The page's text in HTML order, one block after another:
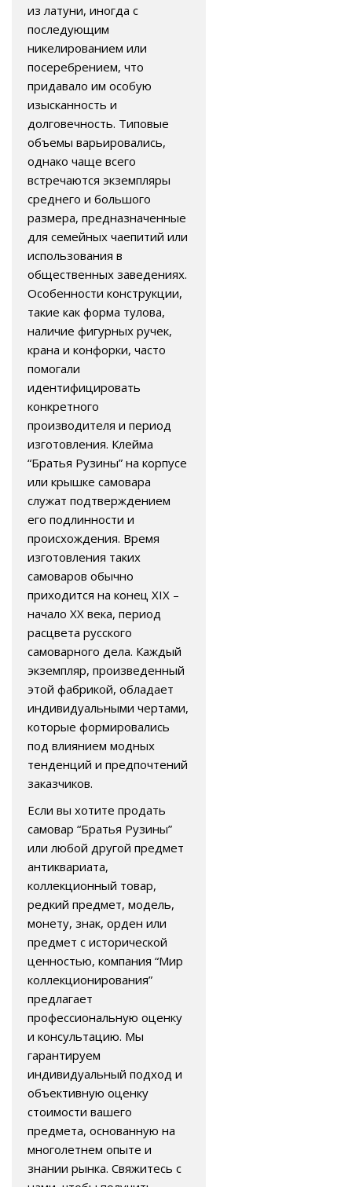
из латуни, иногда с
последующим
никелированием или
посеребрением, что
придавало им особую
изысканность и
долговечность. Типовые
объемы варьировались,
однако чаще всего
встречаются экземпляры
среднего и большого
размера, предназначенные
для семейных чаепитий или
использования в
общественных заведениях.
Особенности конструкции,
такие как форма тулова,
наличие фигурных ручек,
крана и конфорки, часто
помогали
идентифицировать
конкретного
производителя и период
изготовления. Клейма
“Братья Рузины” на корпусе
или крышке самовара
служат подтверждением
его подлинности и
происхождения. Время
изготовления таких
самоваров обычно
приходится на конец XIX –
начало XX века, период
расцвета русского
самоварного дела. Каждый
экземпляр, произведенный
этой фабрикой, обладает
индивидуальными чертами,
которые формировались
под влиянием модных
тенденций и предпочтений
заказчиков.
Если вы хотите продать
самовар “Братья Рузины”
или любой другой предмет
антиквариата,
коллекционный товар,
редкий предмет, модель,
монету, знак, орден или
предмет с исторической
ценностью, компания “Мир
коллекционирования”
предлагает
профессиональную оценку
и консультацию. Мы
гарантируем
индивидуальный подход и
объективную оценку
стоимости вашего
предмета, основанную на
многолетнем опыте и
знании рынка. Свяжитесь с